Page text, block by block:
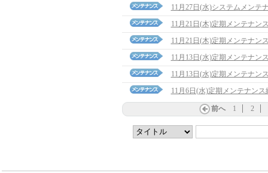
11月27日(水)システムメンテ
11月21日(木)定期メンテナン
11月21日(木)定期メンテナン
11月13日(水)定期メンテナン
11月13日(水)定期メンテナン
11月6日(水)定期メンテナン
前へ 1 2